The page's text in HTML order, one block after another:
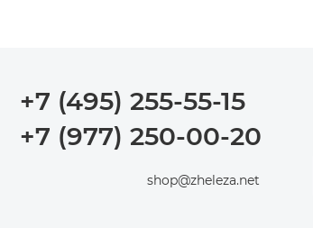
+7 (495) 255-55-15
+7 (977) 250-00-20
shop@zheleza.net